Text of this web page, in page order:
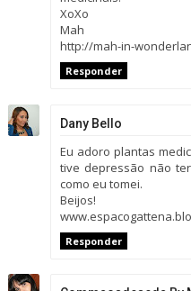
XoXo
Mah
http://mah-in-
Responder
Dany Bello
Eu adoro plantas
tive depressão não
como eu tomei.
Beijos!
Responder